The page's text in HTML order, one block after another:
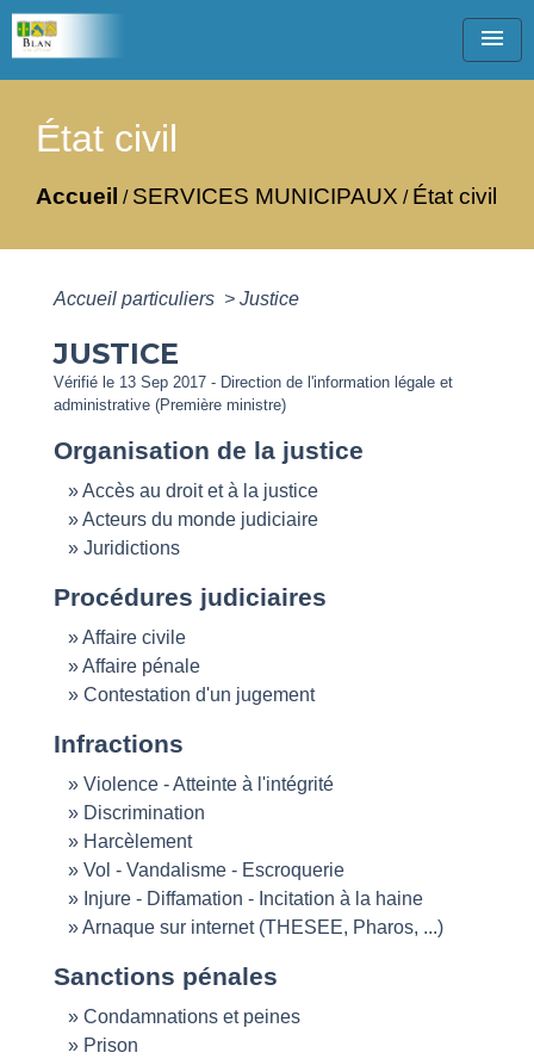
menu
État civil
Accueil / SERVICES MUNICIPAUX / État civil
Accueil particuliers > Justice
JUSTICE
Vérifié le 13 Sep 2017 - Direction de l'information légale et
administrative (Première ministre)
Organisation de la justice
Accès au droit et à la justice
Acteurs du monde judiciaire
Juridictions
Procédures judiciaires
Affaire civile
Affaire pénale
Contestation d'un jugement
Infractions
Violence - Atteinte à l'intégrité
Discrimination
Harcèlement
Vol - Vandalisme - Escroquerie
Injure - Diffamation - Incitation à la haine
Arnaque sur internet (THESEE, Pharos, ...)
Sanctions pénales
Condamnations et peines
Prison